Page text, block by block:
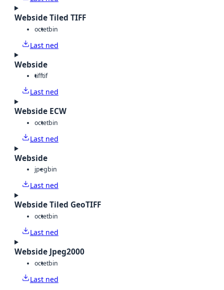
Webside Tiled TIFF
octetbin
Last ned
Webside
tifftif
Last ned
Webside ECW
octetbin
Last ned
Webside
jpegbin
Last ned
Webside Tiled GeoTIFF
octetbin
Last ned
Webside Jpeg2000
octetbin
Last ned